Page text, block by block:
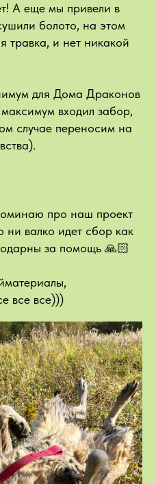
А еще мы привели в
болото, на этом
травка, и нет никакой
для Дома Драконов
входил забор,
случае переносим на
про наш проект
валко идет сбор как
за помощь 🙏🏻
все все)))